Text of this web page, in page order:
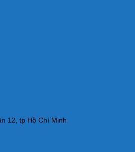
12, tp Hồ Chí Minh